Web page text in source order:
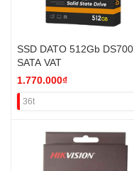
SSD DATO 512Gb DS700
SATA VAT
1.770.000₫
36t